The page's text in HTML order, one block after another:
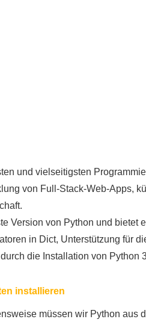
und vielseitigsten
von Full-Stack-Web-Apps,
Version von Python und
in Dict, Unterstützung für
die Installation von Python
installieren
müssen wir Python